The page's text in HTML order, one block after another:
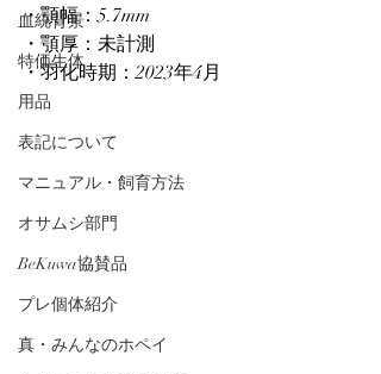
血統背景
特価生体
用品
表記について
マニュアル・飼育方法
オサムシ部門
BeKuwa協賛品
プレ個体紹介
真・みんなのホペイ
・顎幅：5.7mm
・顎厚：未計測
・羽化時期：2023年4月